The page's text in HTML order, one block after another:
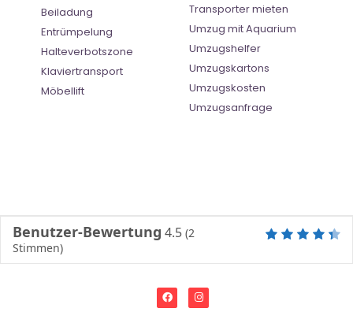
Beiladung
Entrümpelung
Halteverbotszone
Klaviertransport
Möbellift
Transporter mieten
Umzug mit Aquarium
Umzugshelfer
Umzugskartons
Umzugskosten
Umzugsanfrage
Benutzer-Bewertung 4.5 (2
Stimmen)